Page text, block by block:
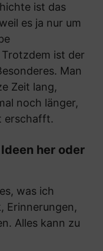
ist das
es ja nur um
ist der
Man
Zeit lang,
noch länger,
erschafft.
her oder
was ich
Erinnerungen,
Alles kann zu